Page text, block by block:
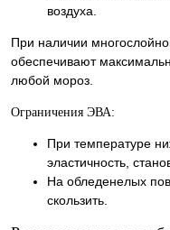
воздуха.
При наличии
обеспечивают
любой мороз.
Ограничения ЭВА:
При температуре
эластичность,
На обледенелых
скользить.